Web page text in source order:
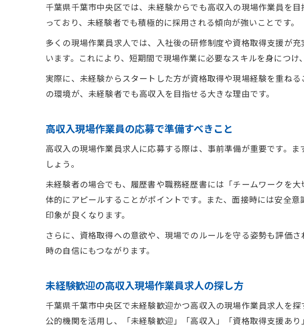
千葉県千葉市中央区では、未経験からでも高収入の現場作業員を
っており、未経験者でも積極的に採用される傾向が強いことです。
多くの現場作業員求人では、入社後の研修制度や資格取得支援が
います。これにより、短期間で現場作業に必要なスキルを身につけ
実際に、未経験からスタートした方が資格取得や現場経験を重ね
の環境が、未経験者でも高収入を目指せる大きな理由です。
高収入現場作業員の応募で準備すべきこと
高収入の現場作業員求人に応募する際は、事前準備が重要です。
しょう。
未経験者の場合でも、履歴書や職務経歴書には「チームワークを
体的にアピールすることがポイントです。また、面接時には安全
印象が良くなります。
さらに、資格取得への意欲や、現場でのルールを守る姿勢も評価
時の自信にもつながります。
未経験歓迎の高収入現場作業員求人の探し方
千葉県千葉市中央区で未経験歓迎かつ高収入の現場作業員求人を
公的機関を活用し、「未経験歓迎」「高収入」「資格取得支援あり